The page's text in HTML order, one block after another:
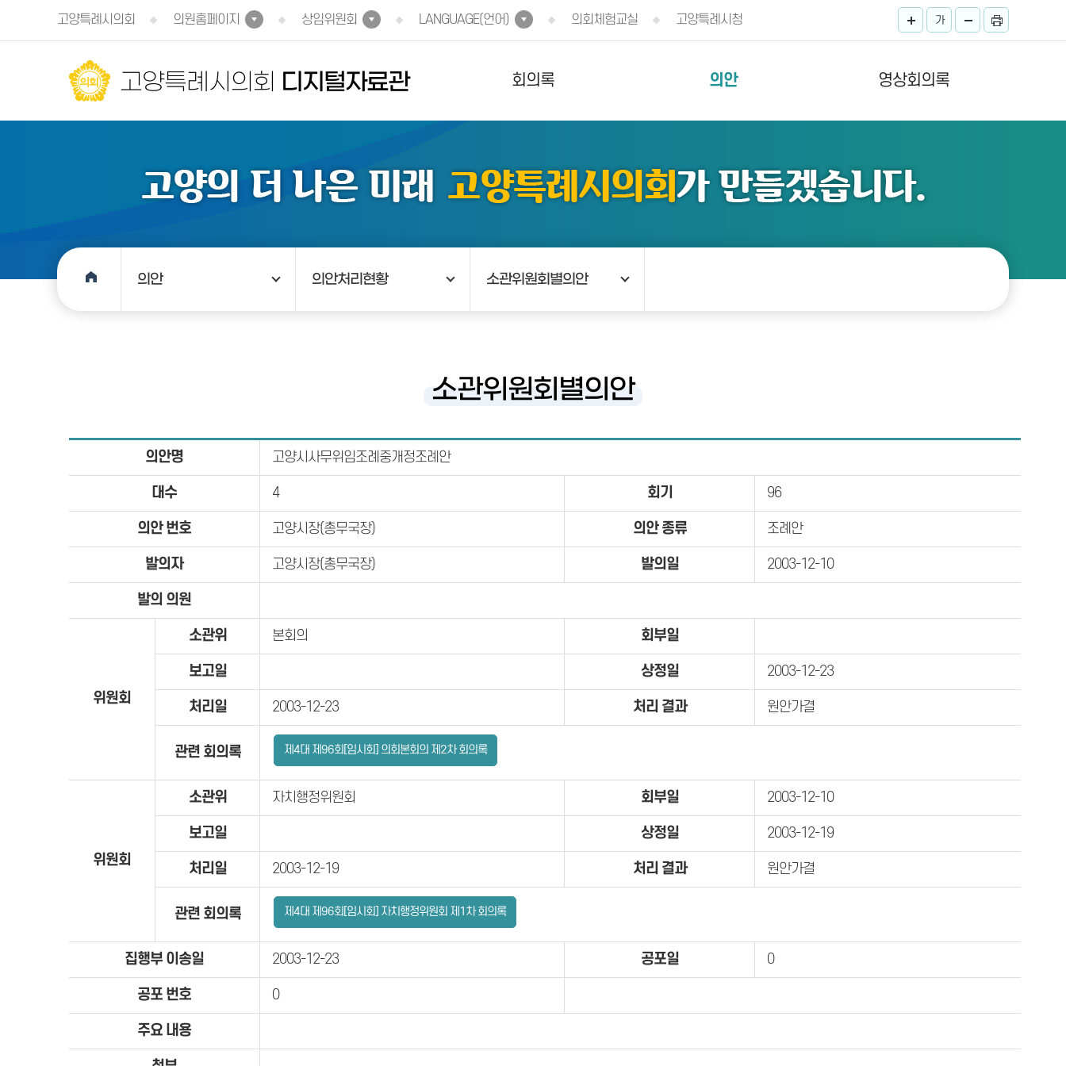
고양특례시의회
의원홈페이지 상임위원회 LANGUAGE(언어) 의회체험교실 고양특례시청 가
고양특례시의회 디지털자료관 회의록 의안 영상회의록
의안 의안처리현황 소관위원회별의안
소관위원회별의안
의안명 고양시사무위임조례중개정조례안
대수 4 회기 96
의안 번호 고양시장(총무국장) 의안 종류 조례안
발의자 고양시장(총무국장) 발의일 2003-12-10
발의 의원
위원회
소관위 본회의 회부일
보고일 상정일 2003-12-23
처리일 2003-12-23 처리 결과 원안가결
관련 회의록 제4대 제96회[임시회] 의회본회의 제2차 회의록
위원회
소관위 자치행정위원회 회부일 2003-12-10
보고일 상정일 2003-12-19
처리일 2003-12-19 처리 결과 원안가결
관련 회의록 제4대 제96회[임시회] 자치행정위원회 제1차 회의록
집행부 이송일 2003-12-23 공포일 0
공포 번호 0
주요 내용